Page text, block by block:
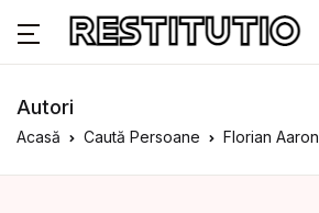
Autori
Acasă Caută Persoane Florian Aaron